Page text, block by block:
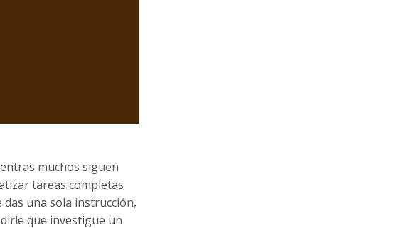
muchos siguen
tareas completas
una sola instrucción,
que investigue un